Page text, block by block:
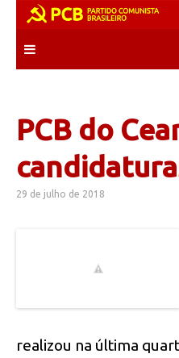
content
PCB do
29 de julho de 2018
realizou na última